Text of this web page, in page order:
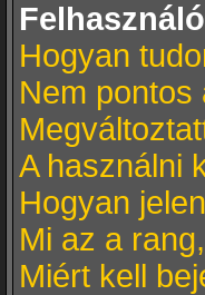
Hogyan
Nem pontos
A használni
Hogyan
Mi az a
Miért kell